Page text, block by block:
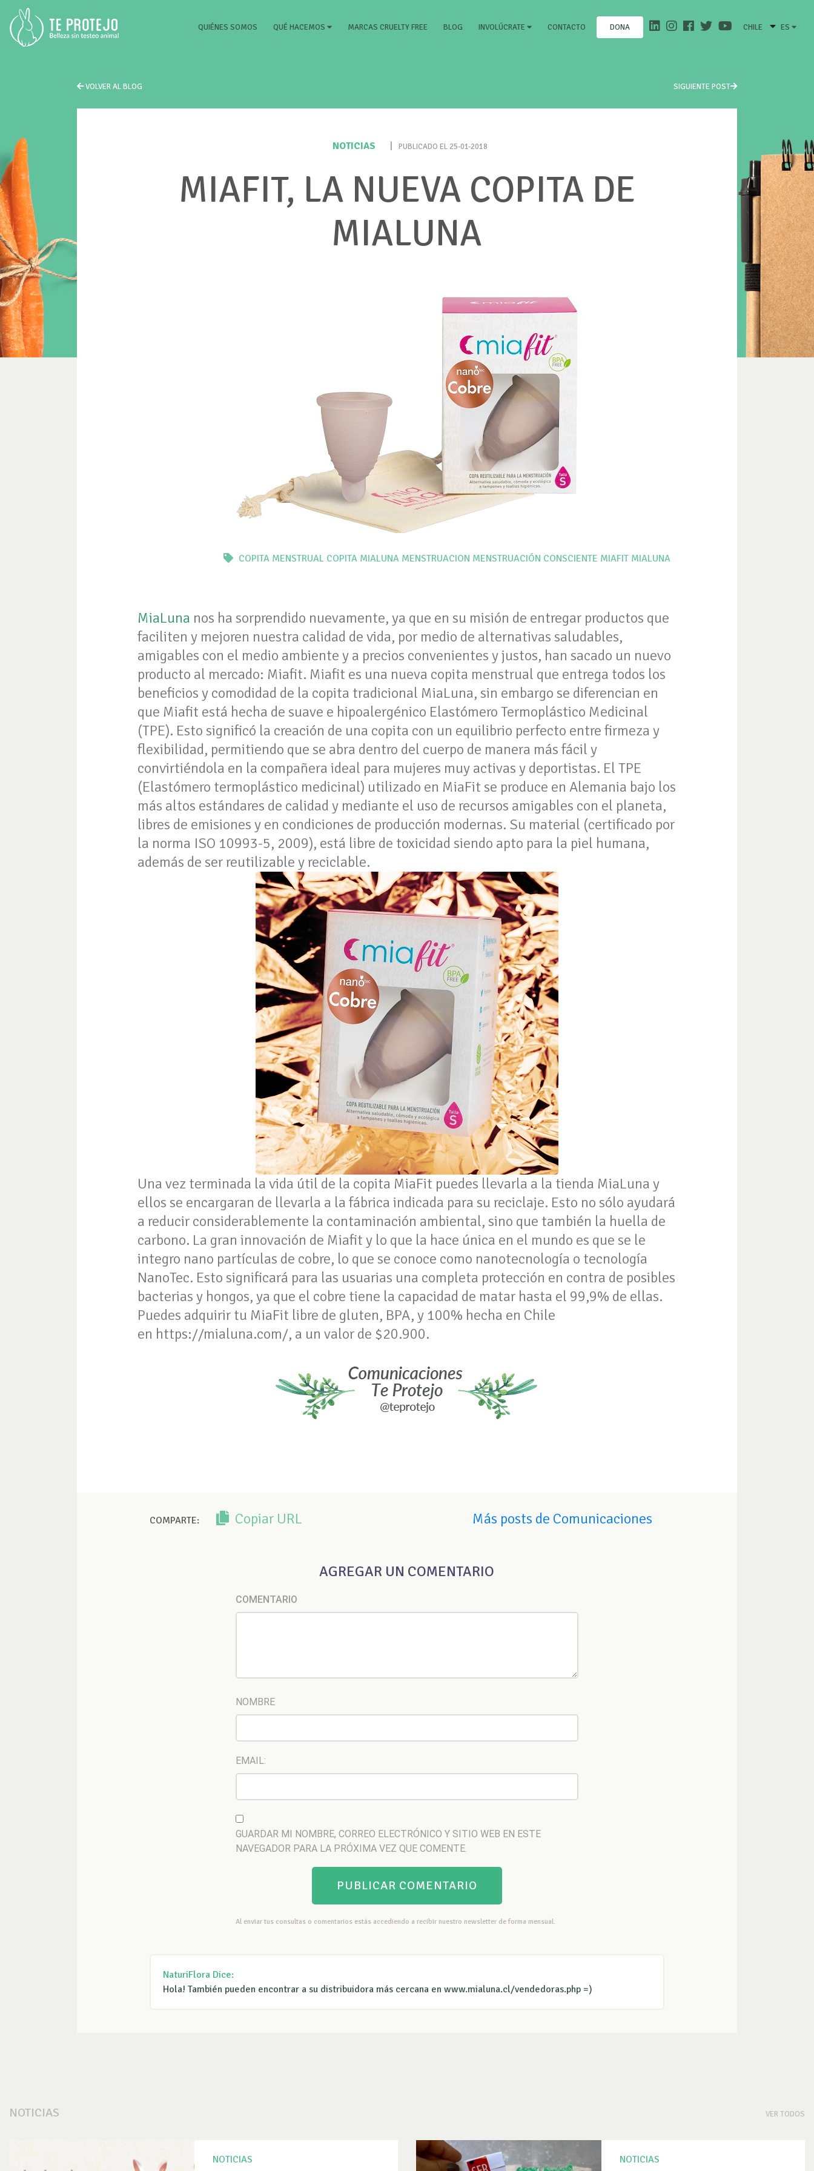
QUIÉNES SOMOS (CURRENT)
QUÉ HACEMOS MARCAS CRUELTY FREE BLOG INVOLÚCRATE CONTACTO DONA CHILE ES
VOLVER AL BLOG SIGUIENTE POST
NOTICIAS PUBLICADO EL 25-01-2018
MIAFIT, LA NUEVA COPITA DE
MIALUNA
COPITA MENSTRUAL COPITA MIALUNA MENSTRUACION MENSTRUACIÓN CONSCIENTE MIAFIT MIALUNA
MiaLuna nos ha sorprendido nuevamente, ya que en su misión de entregar productos que
faciliten y mejoren nuestra calidad de vida, por medio de alternativas saludables,
amigables con el medio ambiente y a precios convenientes y justos, han sacado un nuevo
producto al mercado: Miafit. Miafit es una nueva copita menstrual que entrega todos los
beneficios y comodidad de la copita tradicional MiaLuna, sin embargo se diferencian en
que Miafit está hecha de suave e hipoalergénico Elastómero Termoplástico Medicinal
(TPE). Esto significó la creación de una copita con un equilibrio perfecto entre firmeza y
flexibilidad, permitiendo que se abra dentro del cuerpo de manera más fácil y
convirtiéndola en la compañera ideal para mujeres muy activas y deportistas. El TPE
(Elastómero termoplástico medicinal) utilizado en MiaFit se produce en Alemania bajo los
más altos estándares de calidad y mediante el uso de recursos amigables con el planeta,
libres de emisiones y en condiciones de producción modernas. Su material (certificado por
la norma ISO 10993-5, 2009), está libre de toxicidad siendo apto para la piel humana,
además de ser reutilizable y reciclable.
Una vez terminada la vida útil de la copita MiaFit puedes llevarla a la tienda MiaLuna y
ellos se encargaran de llevarla a la fábrica indicada para su reciclaje. Esto no sólo ayudará
a reducir considerablemente la contaminación ambiental, sino que también la huella de
carbono. La gran innovación de Miafit y lo que la hace única en el mundo es que se le
integro nano partículas de cobre, lo que se conoce como nanotecnología o tecnología
NanoTec. Esto significará para las usuarias una completa protección en contra de posibles
bacterias y hongos, ya que el cobre tiene la capacidad de matar hasta el 99,9% de ellas.
Puedes adquirir tu MiaFit libre de gluten, BPA, y 100% hecha en Chile
en https://mialuna.com/, a un valor de $20.900.
COMPARTE: Copiar URL Más posts de Comunicaciones
AGREGAR UN COMENTARIO
COMENTARIO
NOMBRE
EMAIL:
GUARDAR MI NOMBRE, CORREO ELECTRÓNICO Y SITIO WEB EN ESTE
NAVEGADOR PARA LA PRÓXIMA VEZ QUE COMENTE.
Al enviar tus consultas o comentarios estás accediendo a recibir nuestro newsletter de forma mensual.
NaturiFlora Dice:
Hola! También pueden encontrar a su distribuidora más cercana en www.mialuna.cl/vendedoras.php =)
NOTICIAS VER TODOS
NOTICIAS NOTICIAS